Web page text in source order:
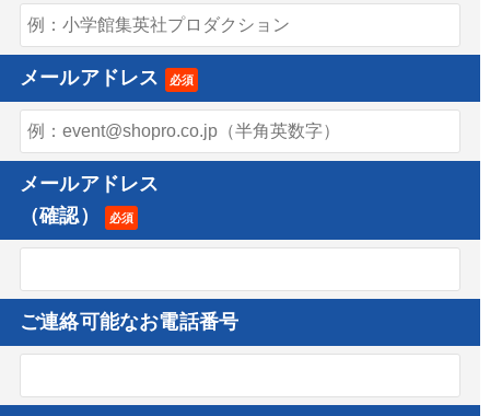
メールアドレス 必須
メールアドレス
（確認）
必須
ご連絡可能なお電話番号